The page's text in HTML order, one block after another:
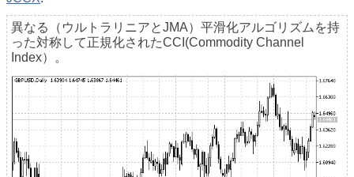
異なる（ウルトラリニアとJMA）平滑化アルゴリズムを持
った対称して正規化されたCCI(Commodity Channel
Index）。